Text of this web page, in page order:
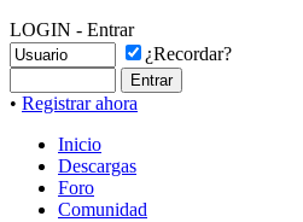
LOGIN - Entrar
¿Recordar?
• Registrar ahora
Inicio
Descargas
Foro
Comunidad